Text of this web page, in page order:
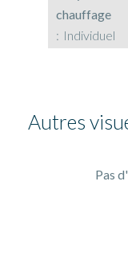
chauffage
Individuel
Autres
Pas